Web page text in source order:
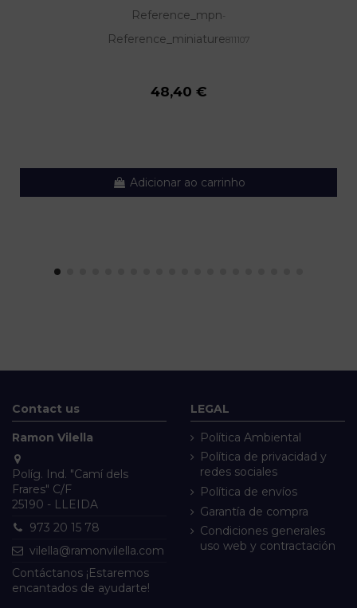
Reference_mpn-
Reference_miniature811107
48,40 €
Adicionar ao carrinho
Contact us
Ramon Vilella
Políg. Ind. "Camí dels
Frares" C/F
25190 - LLEIDA
973 20 15 78
vilella@ramonvilella.com
Contáctanos ¡Estaremos
encantados de ayudarte!
LEGAL
Política Ambiental
Política de privacidad y
redes sociales
Política de envíos
Garantía de compra
Condiciones generales
uso web y contractación